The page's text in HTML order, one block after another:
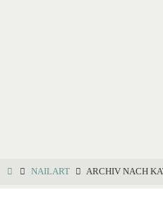
NAILART ARCHIV NACH